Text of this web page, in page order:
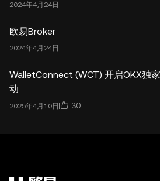
2024年4月24日
欧易Broker
2024年4月24日
WalletConnect (WCT) 开启OKX独
动
2025年4月10日 30